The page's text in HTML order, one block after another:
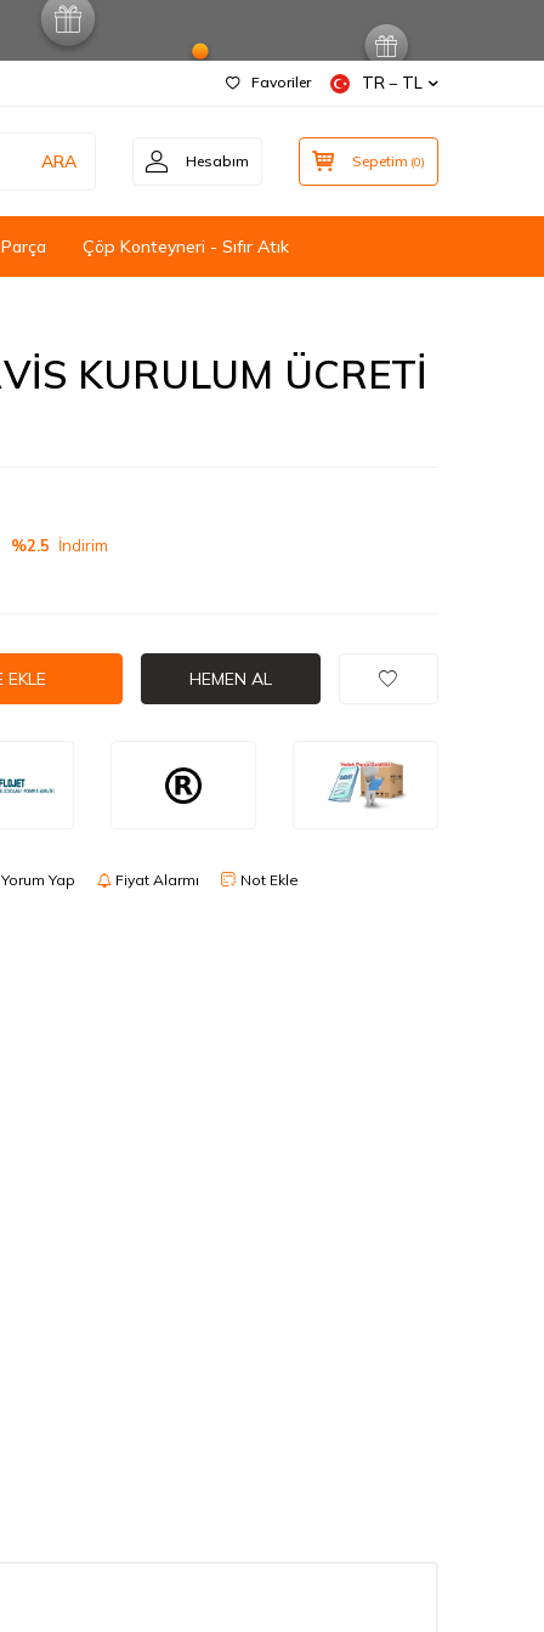
Favoriler TR − TL
ARA Hesabım Sepetim (0)
Çöp Konteyneri - Sıfır Atık
KURULUM ÜCRETİ
%2.5 İndirim
EKLE HEMEN AL
Yorum Yap Fiyat Alarmı Not Ekle